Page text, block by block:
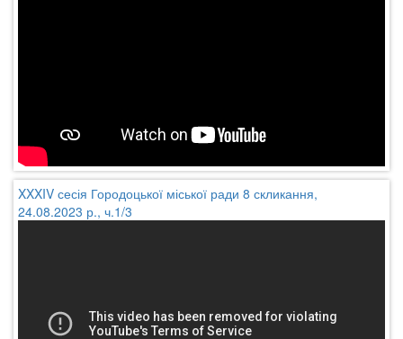
XXXIV сесія Городоцької міської ради 8 скликання,
24.08.2023 р., ч.1/3